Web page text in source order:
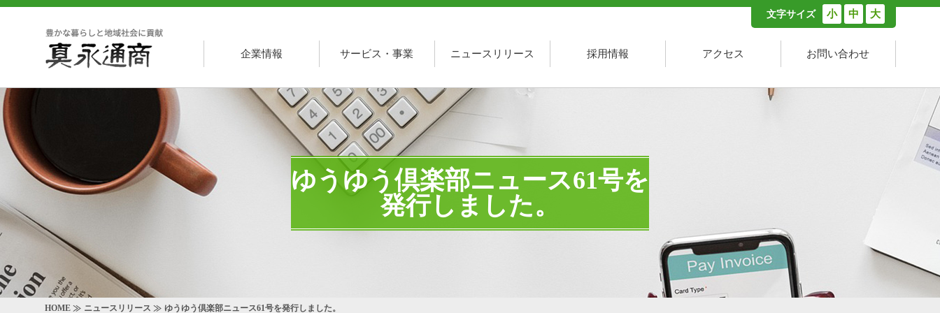
文字サイズ 小 中 大
企業情報 サービス・事業 ニュースリリース 採用情報 アクセス お問い合わせ
ゆうゆう倶楽部ニュース61号を
発行しました。
HOME ニュースリリース ゆうゆう倶楽部ニュース61号を発行しました。